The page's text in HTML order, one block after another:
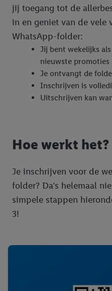
jij toegang tot de
in en geniet van de vele
WhatsApp-folder:
Jij bent wekelijks
nieuwste promoties
Je ontvangt de
Inschrijven is
Uitschrijven kan
Hoe werkt het?
Je inschrijven voor de
folder? Da’s helemaal
simpele stappen
3!